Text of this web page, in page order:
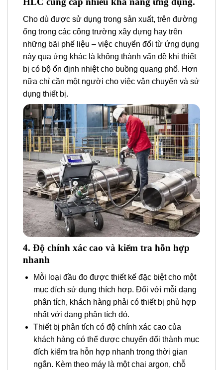
Cho dù được sử dụng trong sản xuất, trên đường
ống trong các công trường xây dựng hay trên
những bãi phế liệu – việc chuyển đổi từ ứng dụng
này qua ứng khác là không thành vấn đề khi thiết
bị có bộ ổn định nhiệt cho buồng quang phổ. Hơn
nữa chỉ cần một người cho việc vận chuyển và sử
dụng thiết bị.
4. Độ chính xác cao và kiểm tra hỗn hợp
nhanh
Mỗi loại đầu đo được thiết kế đặc biệt cho một
mục đích sử dụng thích hợp. Đối với mỗi dạng
phân tích, khách hàng phải có thiết bị phù hợp
nhất với dạng phân tích đó.
Thiết bị phân tích có độ chính xác cao của
khách hàng có thể được chuyển đổi thành mục
đích kiểm tra hỗn hợp nhanh trong thời gian
ngắn. Kèm theo máy là một chai argon, chỗ